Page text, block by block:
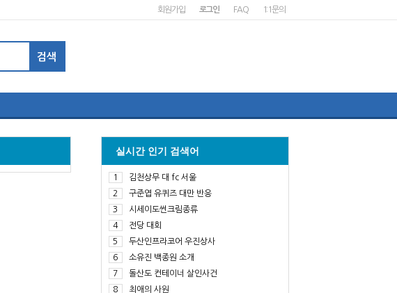
회원가입 로그인 FAQ 1:1문의
실시간 인기 검색어
1
김천상무 대 fc 서울
2
구준엽 유퀴즈 대만 반응
3
시세이도썬크림종류
4
전당 대회
5
두산인프라코어 우진상사
6
소유진 백종원 소개
7
돌산도 컨테이너 살인사건
8
최애의 사원